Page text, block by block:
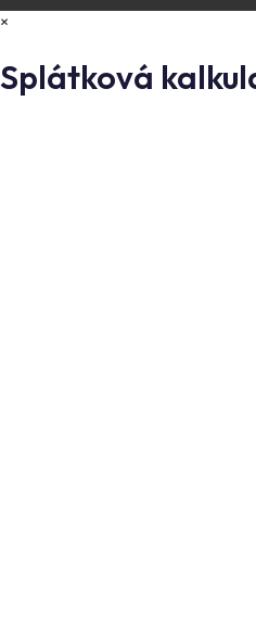
×
Splátková